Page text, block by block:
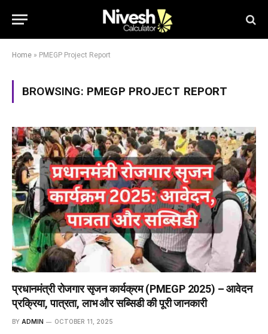
Home » PMEGP Project Report
BROWSING: PMEGP PROJECT REPORT
प्रधानमंत्री रोजगार सृजन कार्यक्रम (PMEGP 2025) – आवेदन
प्रक्रिया, पात्रता, लाभ और सब्सिडी की पूरी जानकारी
BY ADMIN OCTOBER 11, 2025